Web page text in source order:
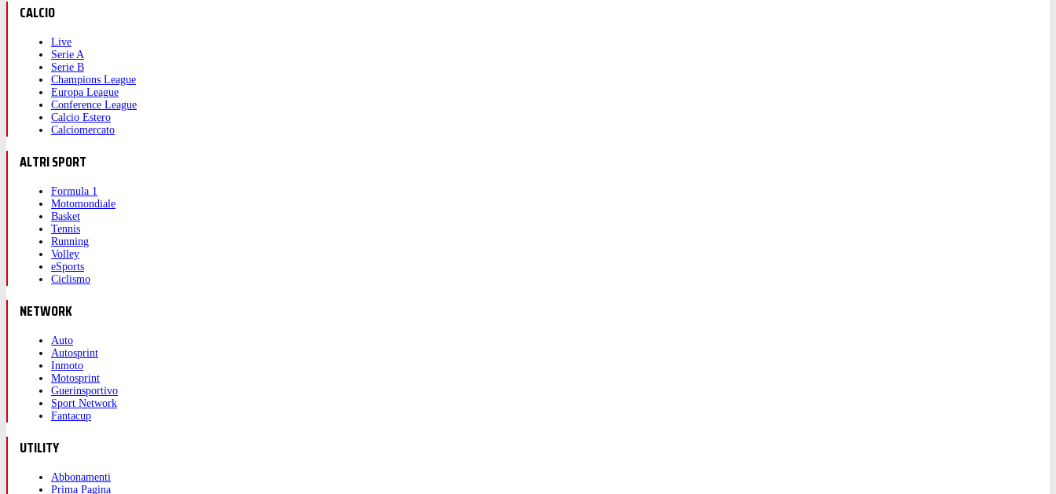
CALCIO
Live
Serie A
Serie B
Champions League
Europa League
Conference League
Calcio Estero
Calciomercato
ALTRI SPORT
Formula 1
Motomondiale
Basket
Tennis
Running
Volley
eSports
Ciclismo
NETWORK
Auto
Autosprint
Inmoto
Motosprint
Guerinsportivo
Sport Network
Fantacup
UTILITY
Abbonamenti
Prima Pagina